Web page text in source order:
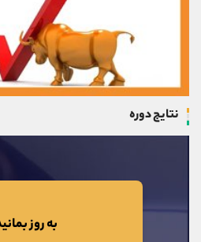
نتایج دوره
به روز